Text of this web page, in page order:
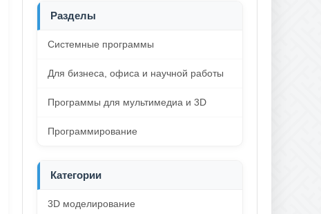
Разделы
Системные программы
Для бизнеса, офиса и научной работы
Программы для мультимедиа и 3D
Программирование
Категории
3D моделирование